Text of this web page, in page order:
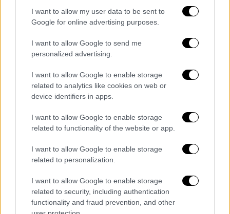
I want to allow my user data to be sent to
Google for online advertising purposes.
I want to allow Google to send me
personalized advertising.
I want to allow Google to enable storage
related to analytics like cookies on web or
device identifiers in apps.
I want to allow Google to enable storage
related to functionality of the website or app.
I want to allow Google to enable storage
related to personalization.
I want to allow Google to enable storage
related to security, including authentication
functionality and fraud prevention, and other
Τα βιογραφικά των 2 υποψηφίων
Μάριος Αθανασίουείναι υποψήφιος στο
Βόρειο Τομέα Αθηνών και γεννήθηκε στις 5
Αυγούστου του 1974 στην Αθήνα όπου και
μεγάλωσε.
ξεκινώντας τις σπουδές του στη Δραματική
Σχολή του Γιώργου Θεοδοσιάδη από όπου
αποφοίτησε το 1998.
Στις αυτοδιοικητικές εκλογές του 2019
εξελέγη περιφερειακός σύμβουλος Αττικής
με τον συνδυασμό της Ρένας Δούρου
«Δύναμη Ζωής».